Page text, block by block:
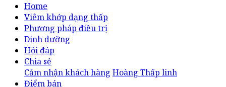
Home
Viêm khớp dạng thấp
Phương pháp điều trị
Dinh dưỡng
Hỏi đáp
Chia sẻ
Cảm nhận khách hàng Hoàng Thấp linh
Điểm bán